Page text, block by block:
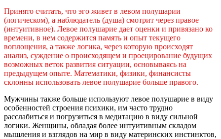
Принято считать, что эго живет в левом полушарии
(логическом), а наблюдатель (душа) смотрит через правое
(интуитивное). Левое полушарие дает оценки и привязано ко
времени, в нем содержится память и опыт текущего
воплощения, а также логика, через которую происходят
анализ, суждение о происходящем и проецирование будущих
возможных веток развития ситуации, основываясь на
предыдущем опыте. Математики, физики, финансисты
склонны использовать левое полушарие больше правого.
Мужчины также больше используют левое полушарие в виду
особенностей строения психики, им часто трудно
расслабиться и погрузиться в медитацию в виду сильной
логики. Женщины, обладая более интуитивным складом
мышления и взглядов на мир в виду материнских инстинктов,